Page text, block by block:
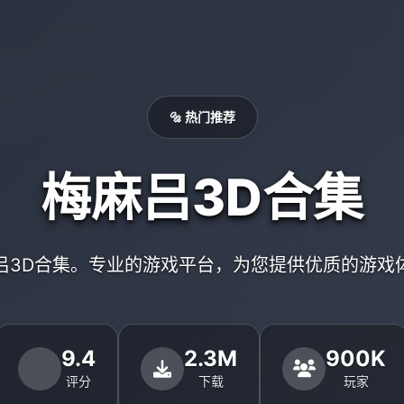
🔩 热门推荐
梅麻吕3D合集
3D合集。专业的游戏平台，为您提供优质的游戏
9.4
评分
2.3M
下载
900K
玩家